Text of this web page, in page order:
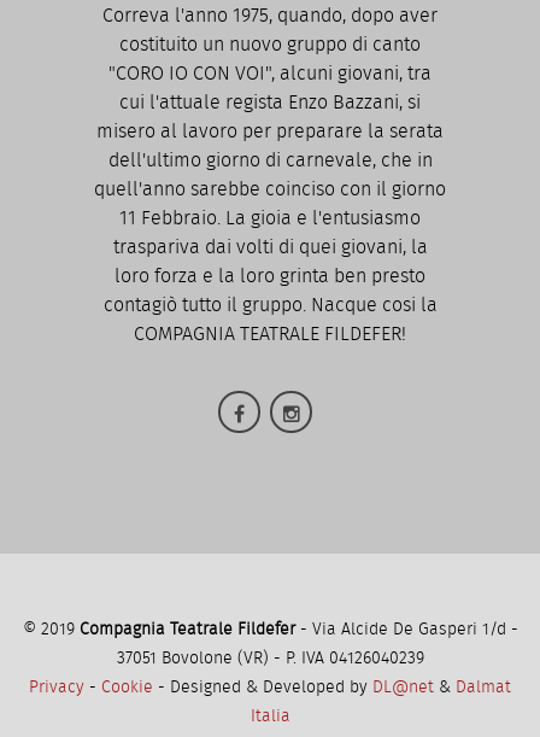
Correva l'anno 1975, quando, dopo aver
costituito un nuovo gruppo di canto
"CORO IO CON VOI", alcuni giovani, tra
cui l'attuale regista Enzo Bazzani, si
misero al lavoro per preparare la serata
dell'ultimo giorno di carnevale, che in
quell'anno sarebbe coinciso con il giorno
11 Febbraio. La gioia e l'entusiasmo
traspariva dai volti di quei giovani, la
loro forza e la loro grinta ben presto
contagiò tutto il gruppo. Nacque cosi la
COMPAGNIA TEATRALE FILDEFER!
© 2019 Compagnia Teatrale Fildefer- Via Alcide De Gasperi 1/d -
37051 Bovolone (VR) - P. IVA 04126040239
Privacy - Cookie - Designed & Developed by DL@net & Dalmat
Italia